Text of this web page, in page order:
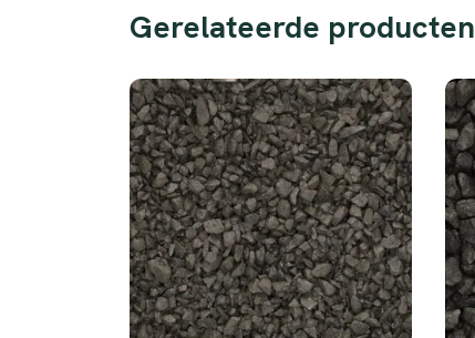
Gerelateerde producten